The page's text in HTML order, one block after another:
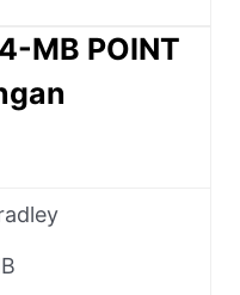
MB POINT